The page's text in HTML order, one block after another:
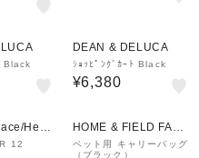
ｸｰﾗｰﾊﾞｯｸﾞ M Black
DEAN & DELUCA
ｼｮｯﾋﾟﾝｸﾞｶｰﾄ Black
¥6,380
Helly
12
HOME & FIELD FACT
ORY STORE
ペット用 キャリーバッグ
（ブラック）